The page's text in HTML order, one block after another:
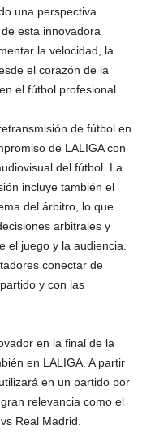
una perspectiva
esta innovadora
la velocidad, la
el corazón de la
el fútbol profesional.
de fútbol en
de LALIGA con
del fútbol. La
incluye también el
del árbitro, lo que
arbitrales y
el juego y la audiencia.
conectar de
y con las
en la final de la
en LALIGA. A partir
en un partido por
relevancia como el
Real Madrid.